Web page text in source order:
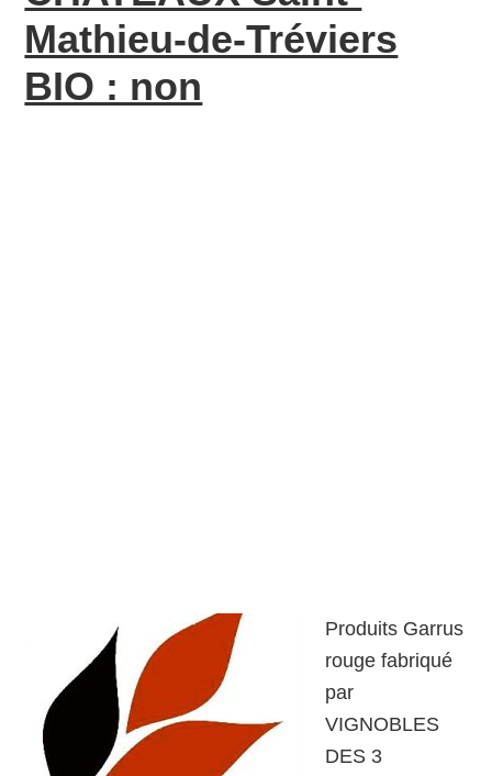
Mathieu-de-Tréviers
BIO : non
Produits Garrus
rouge fabriqué
par
VIGNOBLES
DES 3